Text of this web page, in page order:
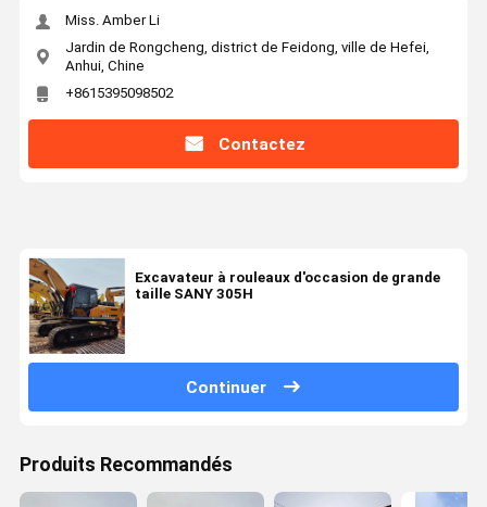
Miss. Amber Li
Jardin de Rongcheng, district de Feidong, ville de Hefei,
Anhui, Chine
+8615395098502
Contactez
Excavateur à rouleaux d'occasion de grande
taille SANY 305H
Continuer
Produits Recommandés